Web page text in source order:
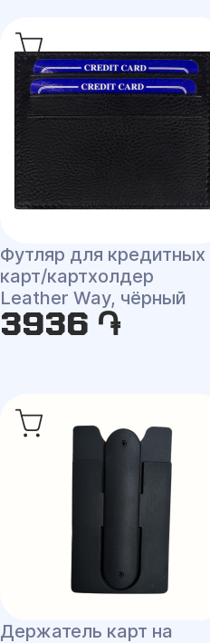
Футляр для кредитных
карт/картхолдер
Leather Way, чёрный
3936 ֏
Держатель карт на